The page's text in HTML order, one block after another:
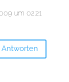
um 02:21
Antworten